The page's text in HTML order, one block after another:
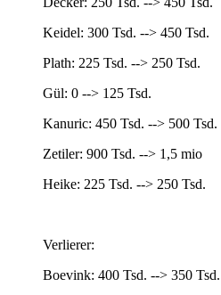
Keidel: 300 Tsd. --> 450 Tsd.
Plath: 225 Tsd. --> 250 Tsd.
Gül: 0 --> 125 Tsd.
Kanuric: 450 Tsd. --> 500 Tsd.
Zetiler: 900 Tsd. --> 1,5 mio
Heike: 225 Tsd. --> 250 Tsd.
Verlierer:
Boevink: 400 Tsd. --> 350 Tsd.